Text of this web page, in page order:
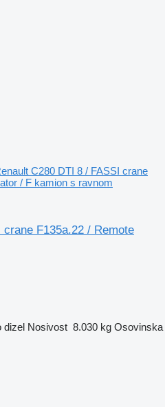
C280 DTI 8 / FASSI crane
/ F kamion s ravnom
F135a.22 / Remote
dizel Nosivost 8.030 kg Osovinska